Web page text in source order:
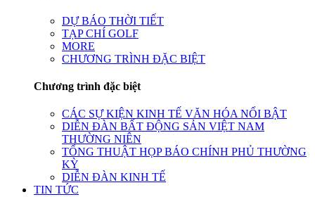
DỰ BÁO THỜI TIẾT
TẠP CHÍ GOLF
MORE
CHƯƠNG TRÌNH ĐẶC BIỆT
Chương trình đặc biệt
CÁC SỰ KIỆN KINH TẾ VĂN HÓA NỔI BẬT
DIỄN ĐÀN BẤT ĐỘNG SẢN VIỆT NAM
THƯỜNG NIÊN
TỔNG THUẬT HỌP BÁO CHÍNH PHỦ THƯỜNG
KỲ
DIỄN ĐÀN KINH TẾ
TIN TỨC